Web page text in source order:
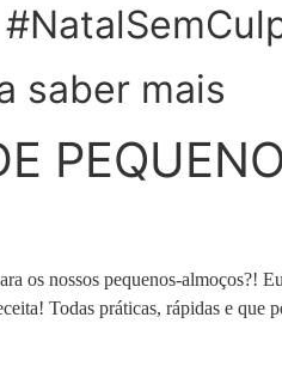
saber mais
os nossos pequenos-almoços?!
Todas práticas, rápidas e que